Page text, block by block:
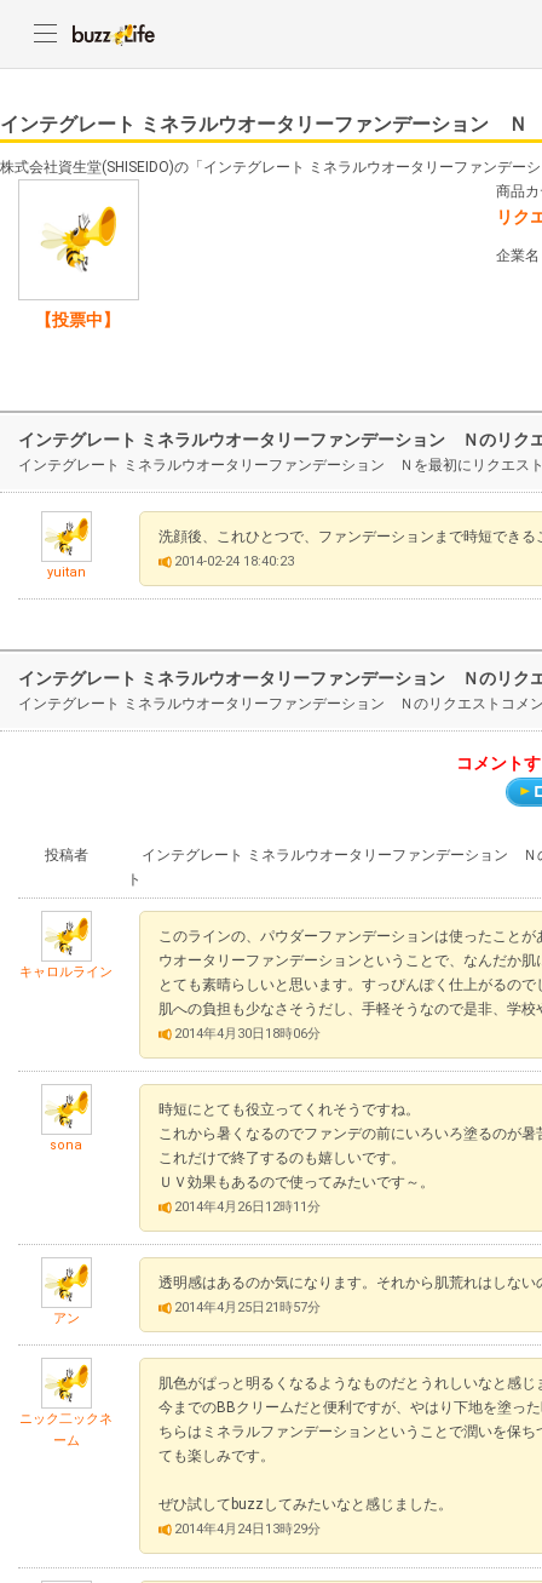
インテグレート ミネラルウオータリーファンデーション Ｎ
株式会社資生堂(SHISEIDO)の「インテグレート ミネラルウオータリーファンデ
【投票中】
商品
リク
企業
インテグレート ミネラルウオータリーファンデーション Ｎのリク
インテグレート ミネラルウオータリーファンデーション Ｎを最初にリクエス
yuitan
洗顔後、これひとつで、ファンデーションまで時短でき
2014-02-24 18:40:23
インテグレート ミネラルウオータリーファンデーション Ｎのリク
インテグレート ミネラルウオータリーファンデーション Ｎのリクエストコメ
コメント
投稿者
インテグレート ミネラルウオータリーファンデーション
ト
キャロルライン
このラインの、パウダーファンデーションは使ったことが
ウオータリーファンデーションということで、なんだか
とても素晴らしいと思います。すっぴんぽく仕上がるので
肌への負担も少なさそうだし、手軽そうなので是非、学
2014年4月30日18時06分
sona
時短にとても役立ってくれそうですね。
これから暑くなるのでファンデの前にいろいろ塗るのが暑
これだけで終了するのも嬉しいです。
ＵＶ効果もあるので使ってみたいです～。
2014年4月26日12時11分
アン
透明感はあるのか気になります。それから肌荒れはしな
2014年4月25日21時57分
ニック二ックネ
ーム
肌色がぱっと明るくなるようなものだとうれしいなと感じ
今までのBBクリームだと便利ですが、やはり下地を塗っ
ちらはミネラルファンデーションということで潤いを保
ても楽しみです。
ぜひ試してbuzzしてみたいなと感じました。
2014年4月24日13時29分